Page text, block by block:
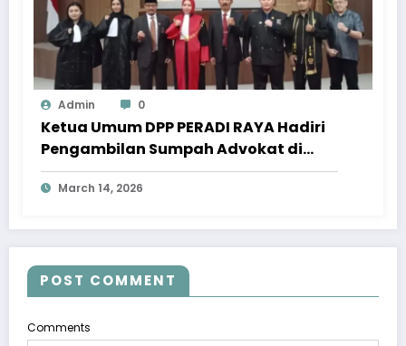
Admin 0
Ketua Umum DPP PERADI RAYA Hadiri
Pengambilan Sumpah Advokat di
Pengadilan Tinggi Jawa Tengah
March 14, 2026
POST COMMENT
Comments